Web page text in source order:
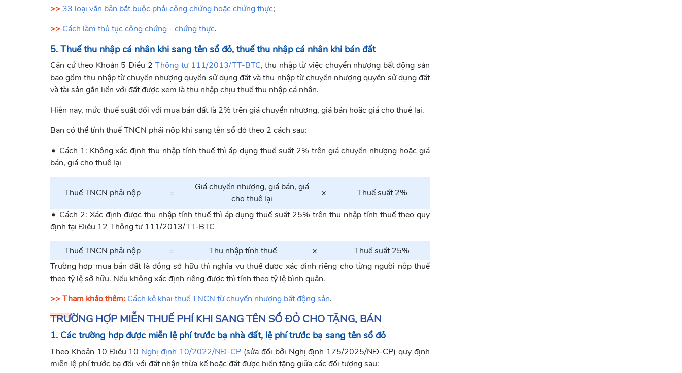
>> 33 loại văn bản bắt buộc phải công chứng hoặc chứng thực;
>> Cách làm thủ tục công chứng - chứng thực.
5. Thuế thu nhập cá nhân khi sang tên sổ đỏ, thuế thu nhập cá nhân khi bán đất
Căn cứ theo Khoản 5 Điều 2Thông tư 111/2013/TT-BTC, thu nhập từ việc chuyển nhượng bất động sản
bao gồm thu nhập từ chuyển nhượng quyền sử dụng đất và thu nhập từ chuyển nhượng quyền sử dụng đất
và tài sản gắn liền với đất được xem là thu nhập chịu thuế thu nhập cá nhân.
Hiện nay, mức thuế suất đối với mua bán đất là 2% trên giá chuyển nhượng, giá bán hoặc giá cho thuê lại.
Bạn có thể tính thuế TNCN phải nộp khi sang tên sổ đỏ theo 2 cách sau:
➧ Cách 1: Không xác định thu nhập tính thuế thì áp dụng thuế suất 2% trên giá chuyển nhượng hoặc giá
bán, giá cho thuê lại
Thuế TNCN phải nộp =
Giá chuyển nhượng, giá bán, giá
cho thuê lại
x
Thuế suất 2%
➧ Cách 2: Xác định được thu nhập tính thuế thì áp dụng thuế suất 25% trên thu nhập tính thuế theo quy
định tại Điều 12 Thông tư 111/2013/TT-BTC
Thuế TNCN phải nộp = Thu nhập tính thuế x
Thuế suất 25%
Trường hợp mua bán đất là đồng sở hữu thì nghĩa vụ thuế được xác định riêng cho từng người nộp thuế
theo tỷ lệ sở hữu. Nếu không xác định riêng được thì tính theo tỷ lệ bình quân.
>> Tham khảo thêm: Cách kê khai thuế TNCN từ chuyển nhượng bất động sản.
TRƯỜNG HỢP MIỄN THUẾ PHÍ KHI SANG TÊN SỔ ĐỎ CHO TẶNG, BÁN
1. Các trường hợp được miễn lệ phí trước bạ nhà đất, lệ phí trước bạ sang tên sổ đỏ
Theo Khoản 10 Điều 10 Nghị định 10/2022/NĐ-CP (sửa đổi bởi Nghị định 175/2025/NĐ-CP) quy định
miễn lệ phí trước bạ đối với đất nhận thừa kế hoặc đất được hiến tặng giữa các đối tượng sau: